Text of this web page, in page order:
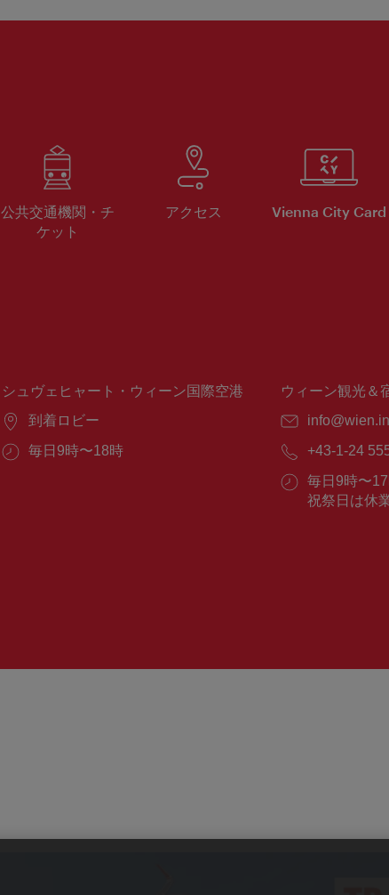
公共交通機関・チ
ケット
アクセス Vienna City Card
シュヴェヒャート・ウィーン国際空港
場
到着ロビー
営
毎日9時〜18時
ウィーン観光＆
E
ー
ル：
電
番
号：
+43-1-24
営
業
毎日9時〜
祝祭日は休